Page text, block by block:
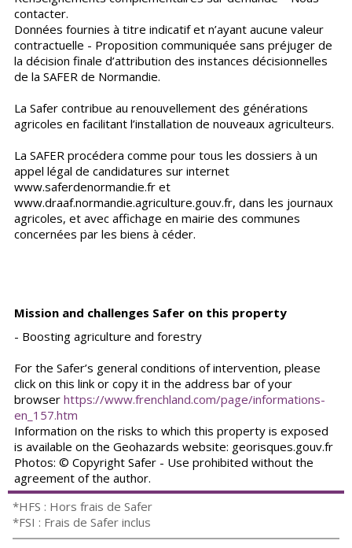
contacter.
Données fournies à titre indicatif et n’ayant aucune valeur
contractuelle - Proposition communiquée sans préjuger de
la décision finale d’attribution des instances décisionnelles
de la SAFER de Normandie.
La Safer contribue au renouvellement des générations
agricoles en facilitant l’installation de nouveaux agriculteurs.
La SAFER procédera comme pour tous les dossiers à un
appel légal de candidatures sur internet
www.saferdenormandie.fr et
www.draaf.normandie.agriculture.gouv.fr, dans les journaux
agricoles, et avec affichage en mairie des communes
concernées par les biens à céder.
Mission and challenges Safer on this property
- Boosting agriculture and forestry
For the Safer’s general conditions of intervention, please
click on this link or copy it in the address bar of your
browser https://www.frenchland.com/page/informations-
en_157.htm
Information on the risks to which this property is exposed
is available on the Geohazards website: georisques.gouv.fr
Photos: © Copyright Safer - Use prohibited without the
agreement of the author.
*HFS : Hors frais de Safer
*FSI : Frais de Safer inclus